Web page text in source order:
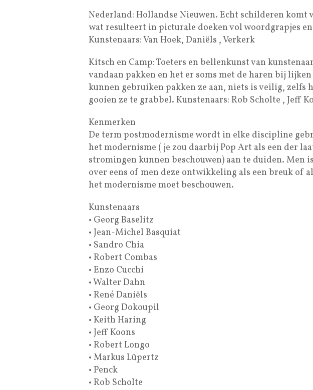
Nederland: Hollandse Nieuwen. Echt schilderen komt
wat resulteert in picturale doeken vol woordgrapjes en
Kunstenaars: Van Hoek, Daniëls , Verkerk
Kitsch en Camp: Toeters en bellenkunst van
vandaan pakken en het er soms met de haren bij
kunnen gebruiken pakken ze aan, niets is veilig, zelfs
gooien ze te grabbel. Kunstenaars: Rob Scholte , Jeff
Kenmerken
De term postmodernisme wordt in elke discipline
het modernisme ( je zou daarbij Pop Art als een der
stromingen kunnen beschouwen) aan te duiden. Men
over eens of men deze ontwikkeling als een breuk of
het modernisme moet beschouwen.
Kunstenaars
• Georg Baselitz
• Jean-Michel Basquiat
• Sandro Chia
• Robert Combas
• Enzo Cucchi
• Walter Dahn
• René Daniëls
• Georg Dokoupil
• Keith Haring
• Jeff Koons
• Robert Longo
• Markus Lüpertz
• Penck
• Rob Scholte